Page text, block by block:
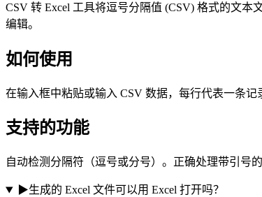
CSV 转 Excel 工具将逗号分隔值 (CSV) 格式的文本
编辑。
如何使用
在输入框中粘贴或输入 CSV 数据，每行代表一条
支持的功能
自动检测分隔符（逗号或分号）。正确处理带引号
▶生成的 Excel 文件可以用 Excel 打开吗？